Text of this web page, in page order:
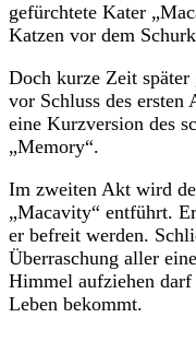
gefürchtete Kater
Katzen vor dem
Doch kurze Zeit
vor Schluss des
eine Kurzversion des
„Memory“.
Im zweiten Akt wird
„Macavity“ entführt.
er befreit werden.
Überraschung aller
Himmel aufziehen
Leben bekommt.